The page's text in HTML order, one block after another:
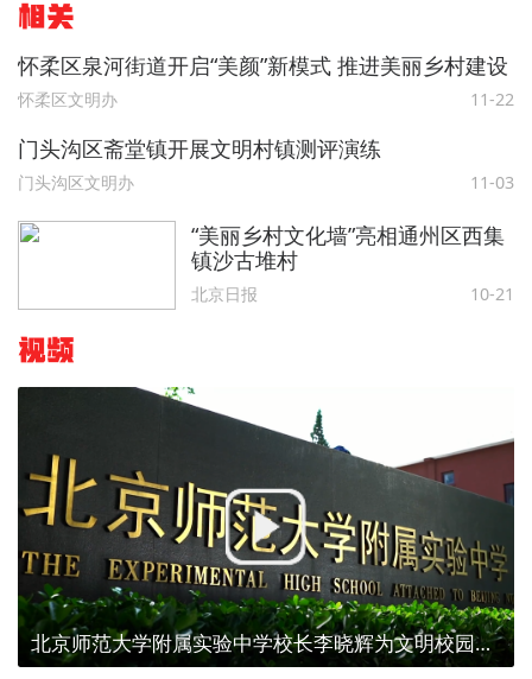
相关
怀柔区泉河街道开启“美颜”新模式 推进美丽乡村建设
怀柔区文明办 11-22
门头沟区斋堂镇开展文明村镇测评演练
门头沟区文明办 11-03
“美丽乡村文化墙”亮相通州区西集
镇沙古堆村
北京日报 10-21
视频
北京师范大学附属实验中学校长李晓辉为文明校园代言